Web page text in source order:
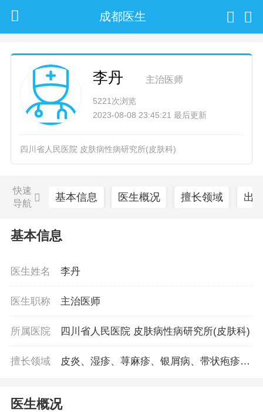
成都医生
李丹 主治医师
5221次浏览
2023-08-08 23:45:21 最后更新
四川省人民医院 皮肤病性病研究所(皮肤科)
快速
导航
基本信息 医生概况 擅长领域 出
基本信息
医生姓名 李丹
医生职称 主治医师
所属医院 四川省人民医院 皮肤病性病研究所(皮肤科)
擅长领域
皮炎、湿疹、荨麻疹、银屑病、带状疱疹、
医生概况